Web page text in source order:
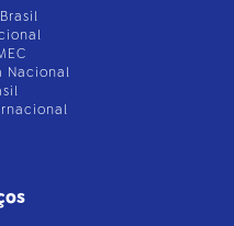
Nacional